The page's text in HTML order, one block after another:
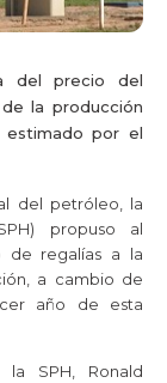
del precio del
la producción
por el
del petróleo, la
) propuso al
de regalías a la
a cambio de
año de esta
la SPH , Ronald